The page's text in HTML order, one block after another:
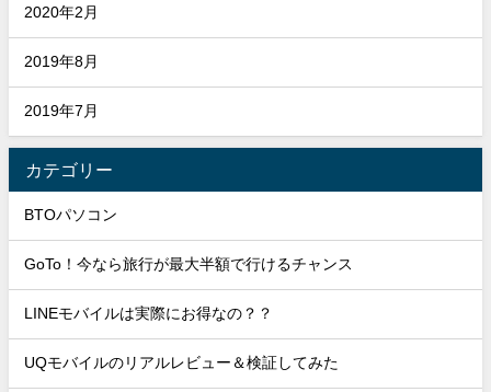
2020年2月
2019年8月
2019年7月
カテゴリー
BTOパソコン
GoTo！今なら旅行が最大半額で行けるチャンス
LINEモバイルは実際にお得なの？？
UQモバイルのリアルレビュー＆検証してみた